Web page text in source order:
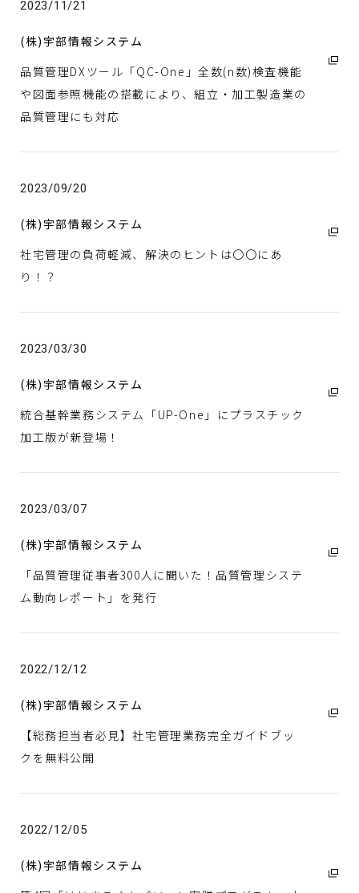
2023/11/21
(株)宇部情報システム
品質管理DXツール「QC-One」全数(n数)検査機能
や図面参照機能の搭載により、組立・加工製造業の
品質管理にも対応
2023/09/20
(株)宇部情報システム
社宅管理の負荷軽減、解決のヒントは〇〇にあ
り！？
2023/03/30
(株)宇部情報システム
統合基幹業務システム「UP-One」にプラスチック
加工版が新登場！
2023/03/07
(株)宇部情報システム
「品質管理従事者300人に聞いた！品質管理システ
ム動向レポート」を発⾏
2022/12/12
(株)宇部情報システム
【総務担当者必見】社宅管理業務完全ガイドブッ
クを無料公開
2022/12/05
(株)宇部情報システム